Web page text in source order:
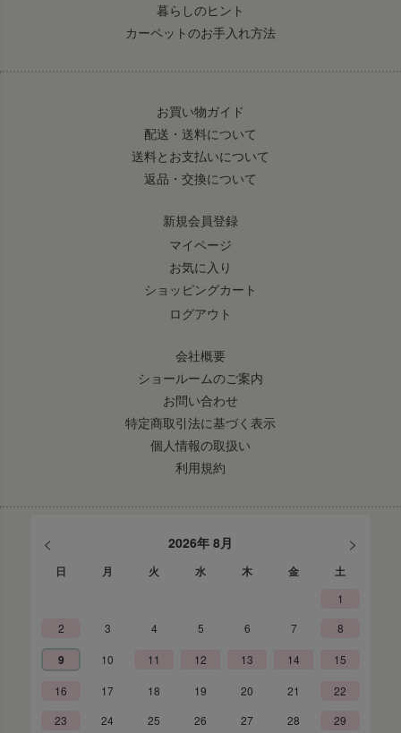
暮らしのヒント
カーペットのお手入れ方法
お買い物ガイド
配送・送料について
送料とお支払いについて
返品・交換について
新規会員登録
マイページ
お気に入り
ショッピングカート
ログアウト
会社概要
ショールームのご案内
お問い合わせ
特定商取引法に基づく表示
個人情報の取扱い
利用規約
< 2026年 8月 >
日 月 火 水 木 金 土
1
2
3 4 5 6 7 8
9 10 11 12 13 14 15
16 17 18 19 20 21
22
23
24 25 26 27 28
29